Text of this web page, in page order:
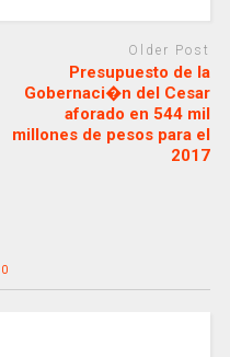
Older Post
Presupuesto de la
Gobernaci�n del Cesar
aforado en 544 mil
millones de pesos para el
2017
0